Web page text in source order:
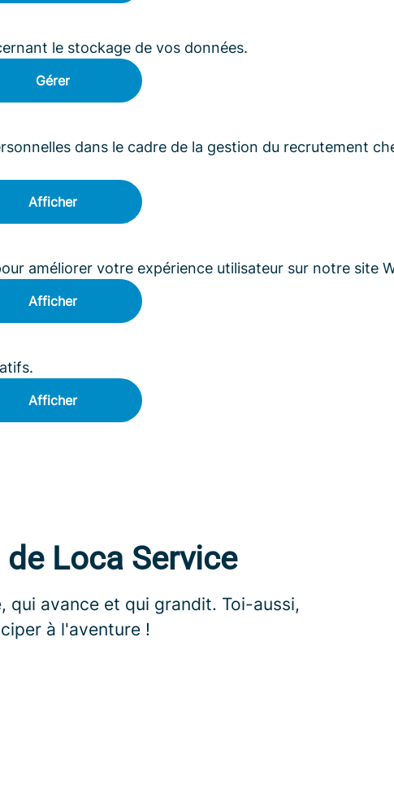
le stockage de vos données.
Gérer
dans le cadre de la gestion du recrutement
Afficher
améliorer votre expérience utilisateur sur notre site
Afficher
Afficher
Loca Service
qui avance et qui grandit. Toi-aussi,
à l'aventure !